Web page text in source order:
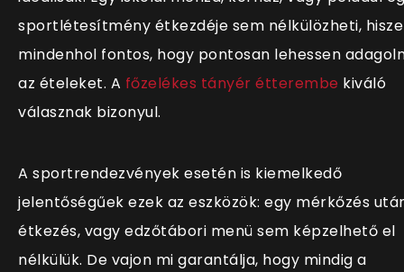
sportlétesítmény étkezdéje sem nélkülözheti,
mindenhol fontos, hogy pontosan lehessen
az ételeket. A főzelékes tányér étterembe kiváló
válasznak bizonyul.
A sportrendezvények esetén is kiemelkedő
jelentőségűek ezek az eszközök: egy mérkőzés
étkezés, vagy edzőtábori menü sem képzelhető el
nélkülük. De vajon mi garantálja, hogy mindig a